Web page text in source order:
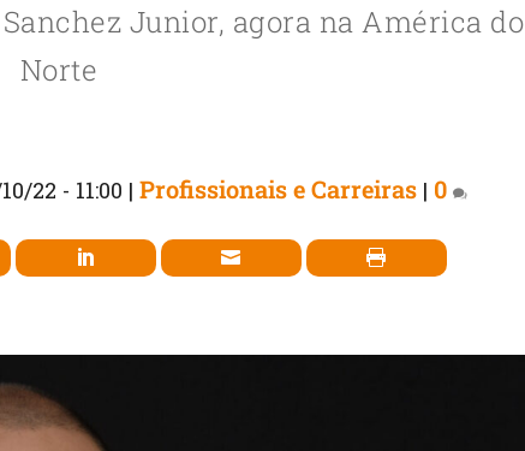
Junior, agora na América do
Norte
22 - 11:00 | Profissionais e Carreiras | 0